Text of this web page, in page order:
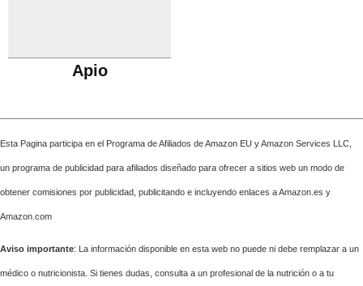
Apio
Esta Pagina participa en el Programa de Afiliados de Amazon EU y Amazon Services LLC,
un programa de publicidad para afiliados diseñado para ofrecer a sitios web un modo de
obtener comisiones por publicidad, publicitando e incluyendo enlaces a Amazon.es y
Amazon.com
Aviso importante: La información disponible en esta web no puede ni debe remplazar a un
médico o nutricionista. Si tienes dudas, consulta a un profesional de la nutrición o a tu